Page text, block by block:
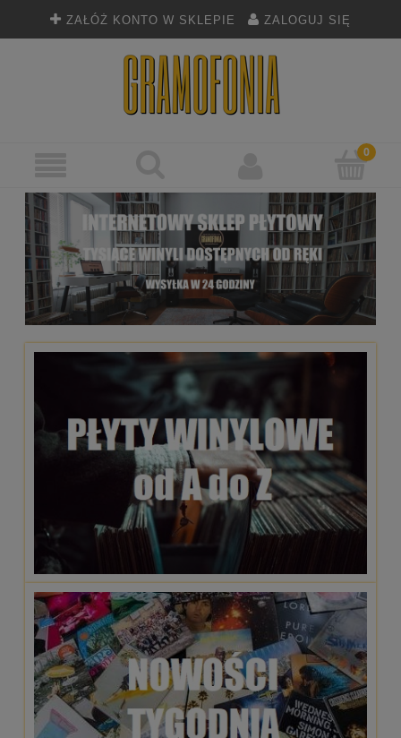
ZAŁÓŻ KONTO W SKLEPIE ZALOGUJ SIĘ